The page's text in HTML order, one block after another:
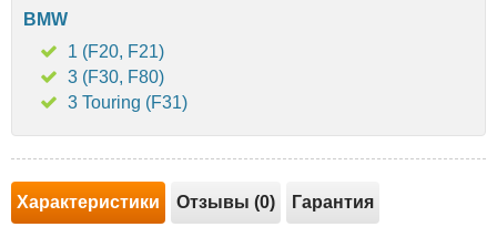
BMW
1 (F20, F21)
3 (F30, F80)
3 Touring (F31)
Характеристики Отзывы (0) Гарантия